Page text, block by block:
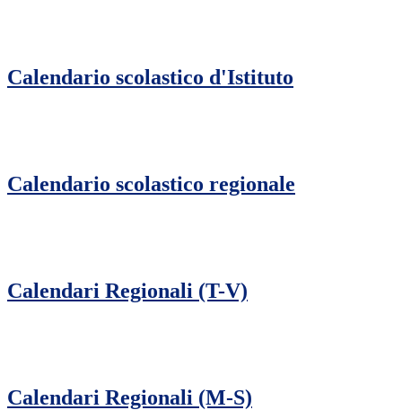
Calendario scolastico d'Istituto
Calendario scolastico regionale
Calendari Regionali (T-V)
Calendari Regionali (M-S)